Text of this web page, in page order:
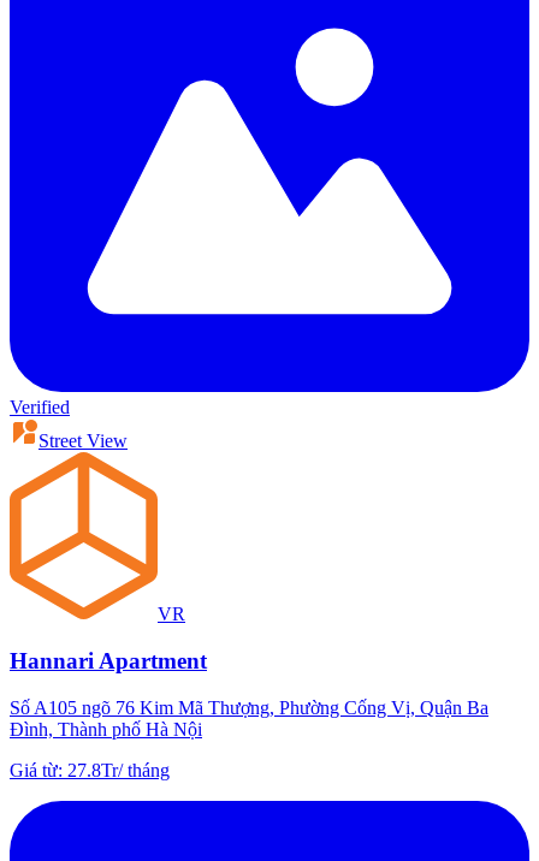
Verified
Street View
VR
Hannari Apartment
Số A105 ngõ 76 Kim Mã Thượng, Phường Cống Vị, Quận Ba
Đình, Thành phố Hà Nội
Giá từ: 27.8Tr/tháng